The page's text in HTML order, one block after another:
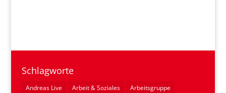
Schlagworte
Andreas Live Arbeit & Soziales
Arbeitsgruppe